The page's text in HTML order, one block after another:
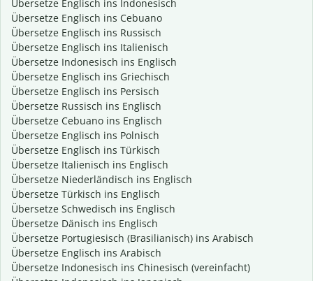
Übersetze Englisch ins Indonesisch
Übersetze Englisch ins Cebuano
Übersetze Englisch ins Russisch
Übersetze Englisch ins Italienisch
Übersetze Indonesisch ins Englisch
Übersetze Englisch ins Griechisch
Übersetze Englisch ins Persisch
Übersetze Russisch ins Englisch
Übersetze Cebuano ins Englisch
Übersetze Englisch ins Polnisch
Übersetze Englisch ins Türkisch
Übersetze Italienisch ins Englisch
Übersetze Niederländisch ins Englisch
Übersetze Türkisch ins Englisch
Übersetze Schwedisch ins Englisch
Übersetze Dänisch ins Englisch
Übersetze Portugiesisch (Brasilianisch) ins Arabisch
Übersetze Englisch ins Arabisch
Übersetze Indonesisch ins Chinesisch (vereinfacht)